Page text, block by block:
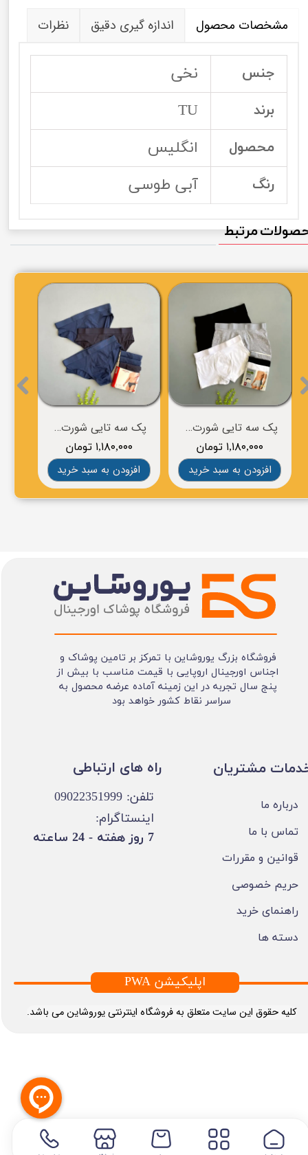
مشخصات محصول اندازه گیری دقیق نظرات
جنس نخی
برند TU
محصول انگلیس
رنگ آبی طوسی
پک سه تایی شورت مردانه برند ESMARA
۱,۱۸۰,۰۰۰ تومان
افزودن به سبد خرید
پک سه تایی شورت مردانه برند LIVERGY
۱,۱۸۰,۰۰۰ تومان
افزودن به سبد خرید
مرتبط
فروشگاه بزرگ یوروشاین با تمرکز بر تامین پوشاک و
اجناس اورجینال اروپایی با قیمت مناسب با بیش از
پنج سال تجربه در این زمینه آماده عرضه محصول به
سراسر نقاط کشور خواهد بود
​کلیه حقوق این سایت متعلق به فروشگاه اینترنتی یوروشاین می باشد.
مشتریان
درباره ما
تماس با ما
قوانین و مقررات
حریم خصوصی
راهنمای خرید
دسته ها
تلفن: 09022351999
اینستاگرام:
​7 روز هفته - 24 ساعته ​​​​​​​
PWA اپلیکیشن
​​راه های ارتباطی